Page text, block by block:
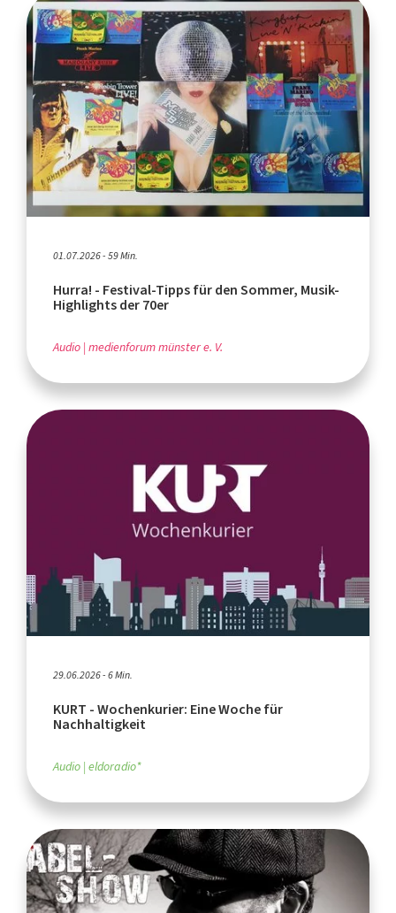
01.07.2026 - 59 Min.
Hurra! - Festival-Tipps für den Sommer, Musik-
Highlights der 70er
Audio medienforum münster e. V.
29.06.2026 - 6 Min.
KURT - Wochenkurier: Eine Woche für
Nachhaltigkeit
Audio eldoradio*